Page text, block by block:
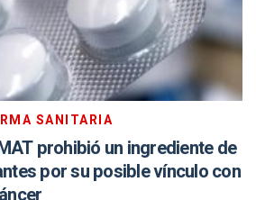
SANITARIA
prohibió un ingrediente de
por su posible vínculo con